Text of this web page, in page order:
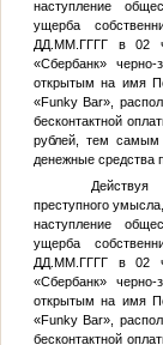
наступление
ущерба
ДД.ММ.ГГГГв 02
«Сбербанк»
открытым на имя
«Funky Bar»,
бесконтактной
рублей, тем самым
денежные средства
преступного
наступление
ущерба
ДД.ММ.ГГГГв 02
«Сбербанк»
открытым на имя
«Funky Bar»,
бесконтактной